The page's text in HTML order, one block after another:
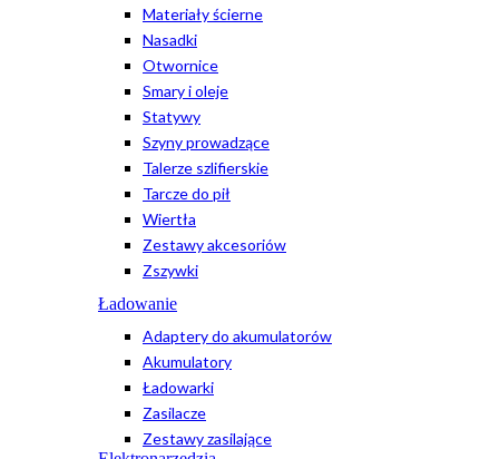
Materiały ścierne
Nasadki
Otwornice
Smary i oleje
Statywy
Szyny prowadzące
Talerze szlifierskie
Tarcze do pił
Wiertła
Zestawy akcesoriów
Zszywki
Ładowanie
Adaptery do akumulatorów
Akumulatory
Ładowarki
Zasilacze
Zestawy zasilające